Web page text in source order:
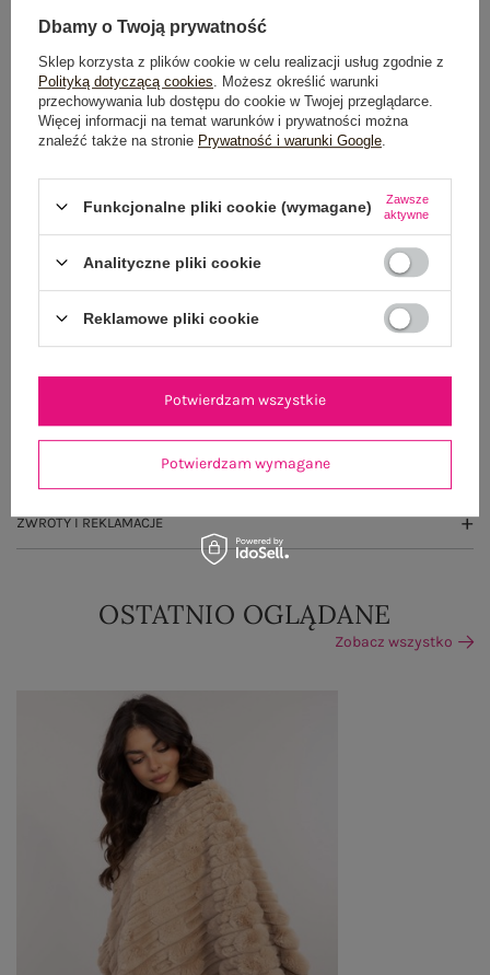
Dostawaod 7,99 zł
Do darmowej dostawy brakuje 200,00 zł
100 dni na zwrot
OPIS PRODUKTU
ZWROTY I REKLAMACJE
OSTATNIO OGLĄDANE
Zobacz wszystko
Dbamy o Twoją prywatność
Sklep korzysta z plików cookie w celu realizacji usług zgodnie z
Polityką dotyczącą cookies . Możesz określić warunki
przechowywania lub dostępu do cookie w Twojej przeglądarce.
Więcej informacji na temat warunków i prywatności można
znaleźć także na stronie Prywatność i warunki Google
Funkcjonalne pliki cookie (wymagane)
Zawsze
aktywne
Analityczne pliki cookie
Reklamowe pliki cookie
Potwierdzam wymagane
Potwierdzam wszystkie